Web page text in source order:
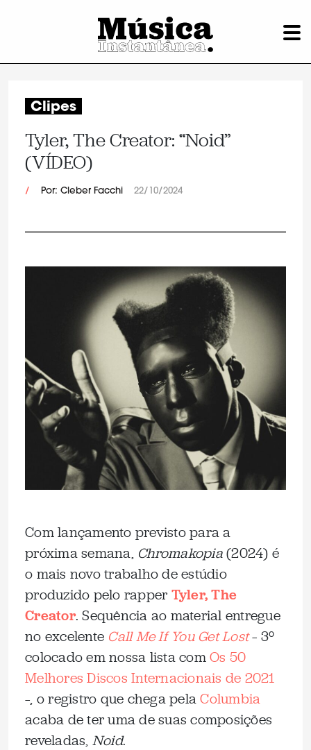
Clipes
Tyler, The Creator: “Noid”
(VÍDEO)
/ Por: Cleber Facchi 22/10/2024
Com lançamento previsto para a
próxima semana, Chromakopia(2024) é
o mais novo trabalho de estúdio
produzido pelo rapper Tyler, The
Creator. Sequência ao material entregue
no excelente Call Me If You Get Lost– 3º
colocado em nossa lista comOs 50
Melhores Discos Internacionais de 2021
–, o registro que chega pelaColumbia
acaba de ter uma de suas composições
reveladas, Noid.